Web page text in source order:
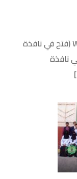
شارك على :انقر للمشاركة على WhatsApp (فتح في نافذة
نافذة